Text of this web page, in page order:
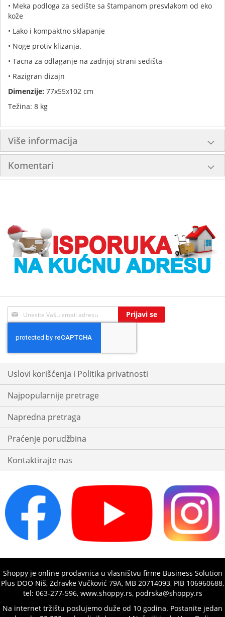
• Meka podloga za sedište sa štampanom presvlakom od eko
kože
• Lako i kompaktno sklapanje
• Noge protiv klizanja.
• Tacna za odlaganje na zadnjoj strani sedišta
• Razigran dizajn
Dimenzije: 77x55x102 cm
Težina: 8 kg
Više informacija
Komentari
Sign
Up
Our
Newsletter:
Prijavi se
Uslovi korišćenja i Politika privatnosti
Najpopularnije pretrage
Napredna pretraga
Praćenje porudžbina
Kontaktirajte nas
Shoppy je online prodavnica u vlasništvu firme Business Solution
Plus DOO Niš, Zdravke Vučković 79A, MB 20714093, PIB 106960688,
tel: 063-277-596, www.shoppy.rs, podrska@shoppy.rs
Na internet tržištu poslujemo duže od 10 godina. Postanite jedan